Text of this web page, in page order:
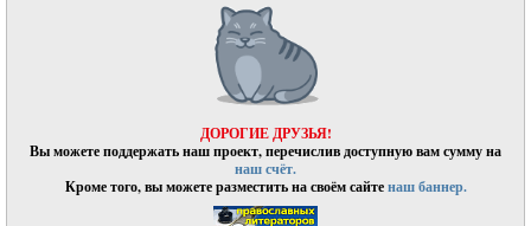
ДОРОГИЕ ДРУЗЬЯ!
Вы можете поддержать наш проект, перечислив доступную вам сумму на
наш счёт.
Кроме того, вы можете разместить на своём сайтенаш баннер.